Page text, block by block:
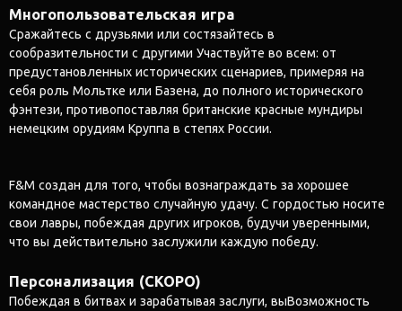
Многопользовательская игра
Сражайтесь с друзьями или состязайтесь в
сообразительности с другими Участвуйте во всем: от
предустановленных исторических сценариев, примеряя на
себя роль Мольтке или Базена, до полного исторического
фэнтези, противопоставляя британские красные мундиры
немецким орудиям Круппа в степях России.
F&M создан для того, чтобы вознаграждать за хорошее
командное мастерство случайную удачу. С гордостью носите
свои лавры, побеждая других игроков, будучи уверенными,
что вы действительно заслужили каждую победу.
Персонализация (СКОРО)
Побеждая в битвах и зарабатывая заслуги, выВозможность